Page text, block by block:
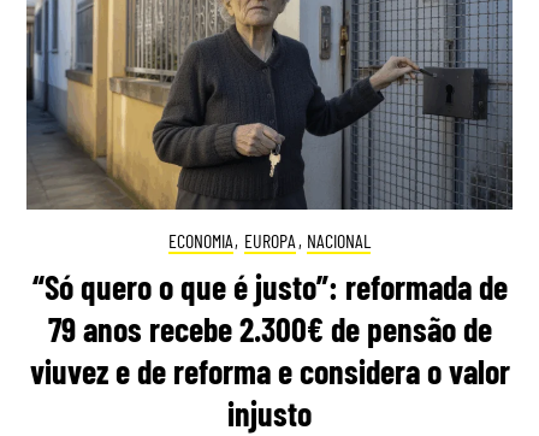
ECONOMIA, EUROPA , NACIONAL
“Só quero o que é justo”: reformada de
79 anos recebe 2.300€ de pensão de
viuvez e de reforma e considera o valor
injusto